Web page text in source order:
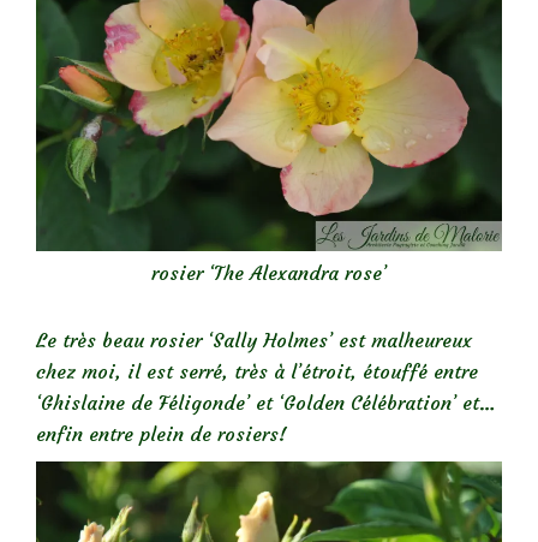
rosier ‘The Alexandra rose’
Le très beau rosier ‘Sally Holmes’ est malheureux
chez moi, il est serré, très à l’étroit, étouffé entre
‘Ghislaine de Féligonde’ et ‘Golden Célébration’ et…
enfin entre plein de rosiers!